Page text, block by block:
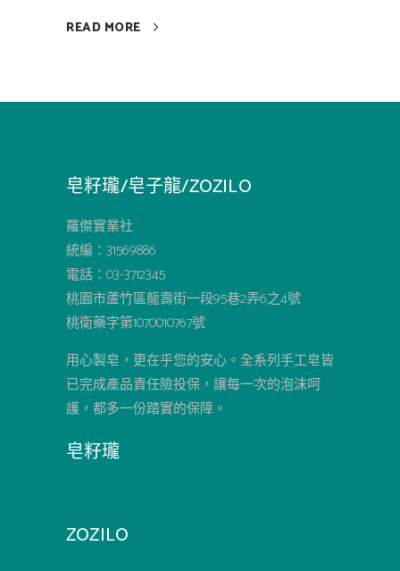
READ MORE
皂籽瓏/皂子龍/ZOZILO
羅傑實業社
統編：31569886
電話：03-3712345
桃園市蘆竹區龍壽街一段95巷2弄6之4號
桃衛藥字第1070010767號
用心製皂，更在乎您的安心。全系列手工皂皆
已完成產品責任險投保，讓每一次的泡沫呵
護，都多一份踏實的保障。
皂籽瓏
ZOZILO